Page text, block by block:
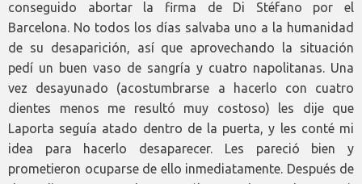
conseguido abortar la firma de Di Stéfano por el
Barcelona. No todos los días salvaba uno a la humanidad
de su desaparición, así que aprovechando la situación
pedí un buen vaso de sangría y cuatro napolitanas. Una
vez desayunado (acostumbrarse a hacerlo con cuatro
dientes menos me resultó muy costoso) les dije que
Laporta seguía atado dentro de la puerta, y les conté mi
idea para hacerlo desaparecer. Les pareció bien y
prometieron ocuparse de ello inmediatamente. Después de